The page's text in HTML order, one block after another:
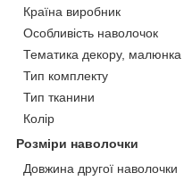
Країна виробник
Особливість наволочок
Тематика декору, малюнка
Тип комплекту
Тип тканини
Колір
Розміри наволочки
Довжина другої наволочки